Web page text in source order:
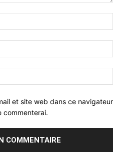
:*
:*
:
et site web dans ce navigateur
commenterai.